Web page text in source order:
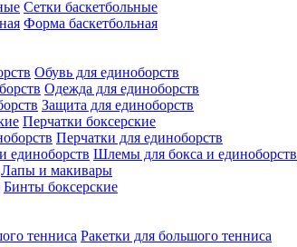
Сетки баскетбольные
Форма баскетбольная
Обувь для единоборств
Одежда для единоборств
Защита для единоборств
Перчатки боксерские
Перчатки для единоборств
Шлемы для бокса и единоборств
Лапы и макивары
Бинты боксерские
Ракетки для большого тенниса